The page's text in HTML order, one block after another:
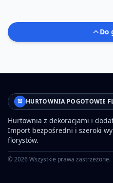
Do
HURTOWNIA POGOTOWIE
Hurtownia z dekoracjami i
Import bezpośredni i szeroki
florystów.
©2026Wszystkie prawa zastrzeżone.